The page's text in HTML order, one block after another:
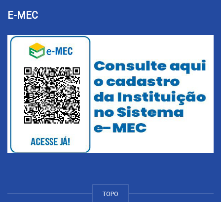
E-MEC
TOPO